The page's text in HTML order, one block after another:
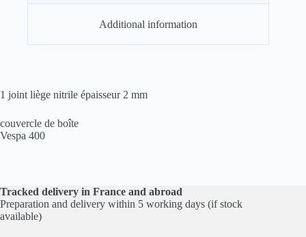
Additional information
1 joint liège nitrile épaisseur 2 mm
couvercle de boîte
Vespa 400
Tracked delivery in France and abroad
Preparation and delivery within 5 working days (if stock
available)